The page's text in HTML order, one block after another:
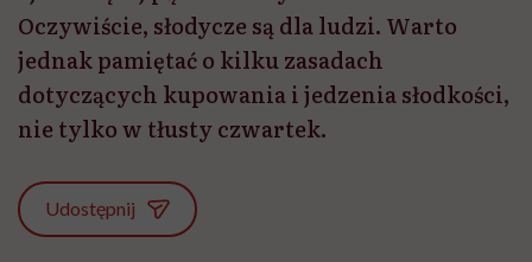
Oczywiście, słodycze są dla ludzi. Warto
jednak pamiętać o kilku zasadach
dotyczących kupowania i jedzenia słodkości,
nie tylko w tłusty czwartek.
Udostępnij